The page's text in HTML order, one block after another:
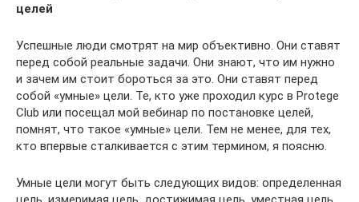
целей
Успешные люди смотрят на мир объективно. Они ставят
перед собой реальные задачи. Они знают, что им нужно
и зачем им стоит бороться за это. Они ставят перед
собой «умные» цели. Те, кто уже проходил курс в Protege
Club или посещал мой вебинар по постановке целей,
помнят, что такое «умные» цели. Тем не менее, для тех,
кто впервые сталкивается с этим термином, я поясню.
Умные цели могут быть следующих видов: определенная